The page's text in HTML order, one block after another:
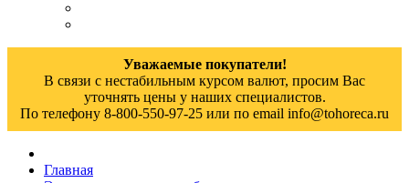
Уважаемые покупатели!
В связи с нестабильным курсом валют, просим Вас
уточнять цены у наших специалистов.
По телефону 8-800-550-97-25 или по email info@tohoreca.ru
Главная